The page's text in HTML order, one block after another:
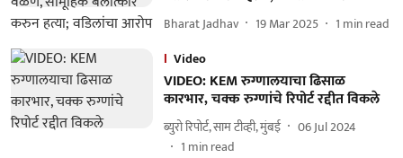
Bharat Jadhav 19 Mar 2025 1 min read
Video
VIDEO: KEM रुग्णालयाचा ढिसाळ
कारभार, चक्क रुग्णांचे रिपोर्ट रद्दीत विकले
ब्युरो रिपोर्ट, साम टीव्ही, मुंबई
06 Jul 2024
1 min read